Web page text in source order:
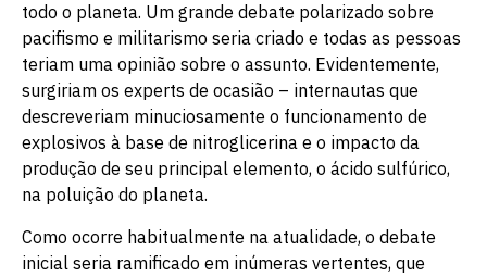
todo o planeta. Um grande debate polarizado sobre
pacifismo e militarismo seria criado e todas as pessoas
teriam uma opinião sobre o assunto. Evidentemente,
surgiriam os experts de ocasião – internautas que
descreveriam minuciosamente o funcionamento de
explosivos à base de nitroglicerina e o impacto da
produção de seu principal elemento, o ácido sulfúrico,
na poluição do planeta.
Como ocorre habitualmente na atualidade, o debate
inicial seria ramificado em inúmeras vertentes, que